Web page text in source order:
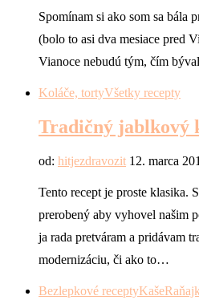
Spomínam si ako som sa
(bolo to asi dva mesiace pred
Vianoce nebudú tým, čím
Koláče, tortyVšetky recepty
Tradičný jablkový
od: hitjezdravozit 12. marca
Tento recept je proste klasika.
prerobený aby vyhovel našim
ja rada pretváram a pridávam
modernizáciu, či ako to…
Bezlepkové receptyKaše